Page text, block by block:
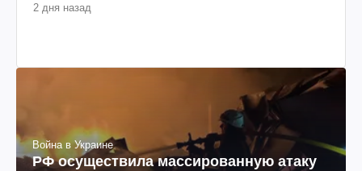
2 дня назад
Война в Украине
РФ осуществила массированную атаку